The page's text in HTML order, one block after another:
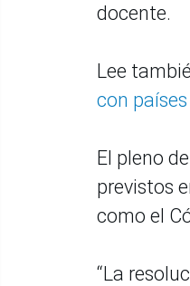
docente.
Lee
con países
El pleno
previstos
como el
“La